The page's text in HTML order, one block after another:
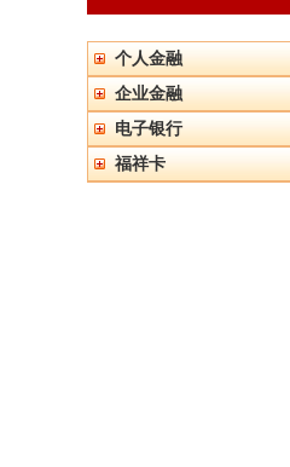
个人金融
企业金融
电子银行
福祥卡